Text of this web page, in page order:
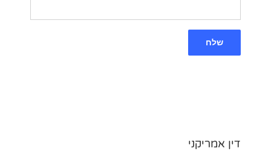
דין אמריקני